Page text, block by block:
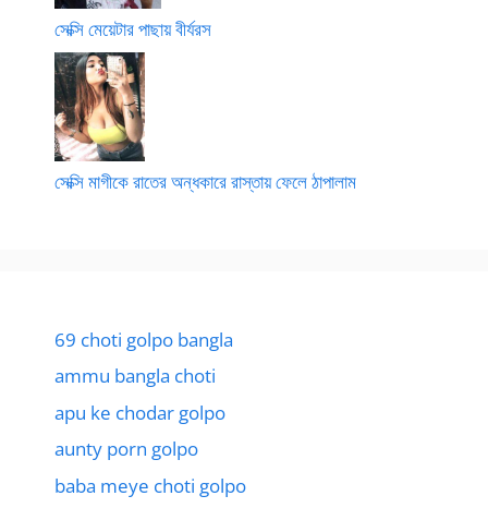
সেক্সি মেয়েটার পাছায় বীর্যরস
সেক্সি মাগীকে রাতের অন্ধকারে রাস্তায় ফেলে ঠাপালাম
69 choti golpo bangla
ammu bangla choti
apu ke chodar golpo
aunty porn golpo
baba meye choti golpo